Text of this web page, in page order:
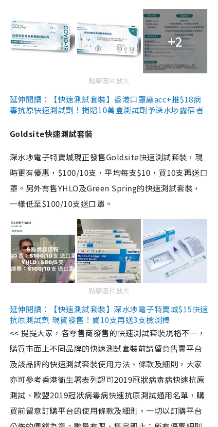
+2
點擊圖片放大
延伸閱讀：【快速測試套裝】香港口罩廠acc+推$18病
毒抗原快速測試劑！捐贈10萬盒測試劑予深水埗露宿者
Goldsite快速測試套裝
深水埗電子特賣城現正發售Goldsite快速測試套裝，現
時更有優惠，$100/10支，平均每支$10，買10支再送口
罩。另外有售YHLO及Green Spring的快速測試套裝，
一樣低至$100/10支送口罩。
點擊圖片放大
延伸閱讀：【快速測試套裝】深水埗電子特賣城$15快速
抗原測試劑 現貨發售！買10支再送3支檢測棒
<< 提提大家，各零售商發售的快速測試套裝規格不一，
購買市面上不同品牌的快速測試套裝前請留意售賣平台
及該品牌的快速測試套裝使用方法、條款及細則，大家
亦可參考香港衞生署表列認可2019冠狀病毒病快速抗原
測試、歐盟2019冠狀病毒病快速抗原測試通用名單，購
買前留意訂購平台的使用條款及細則，一切以訂購平台